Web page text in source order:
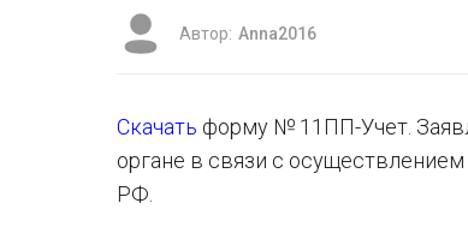
Автор: Anna2016
Скачать форму № 11ПП-Учет.
органе в связи с
РФ.